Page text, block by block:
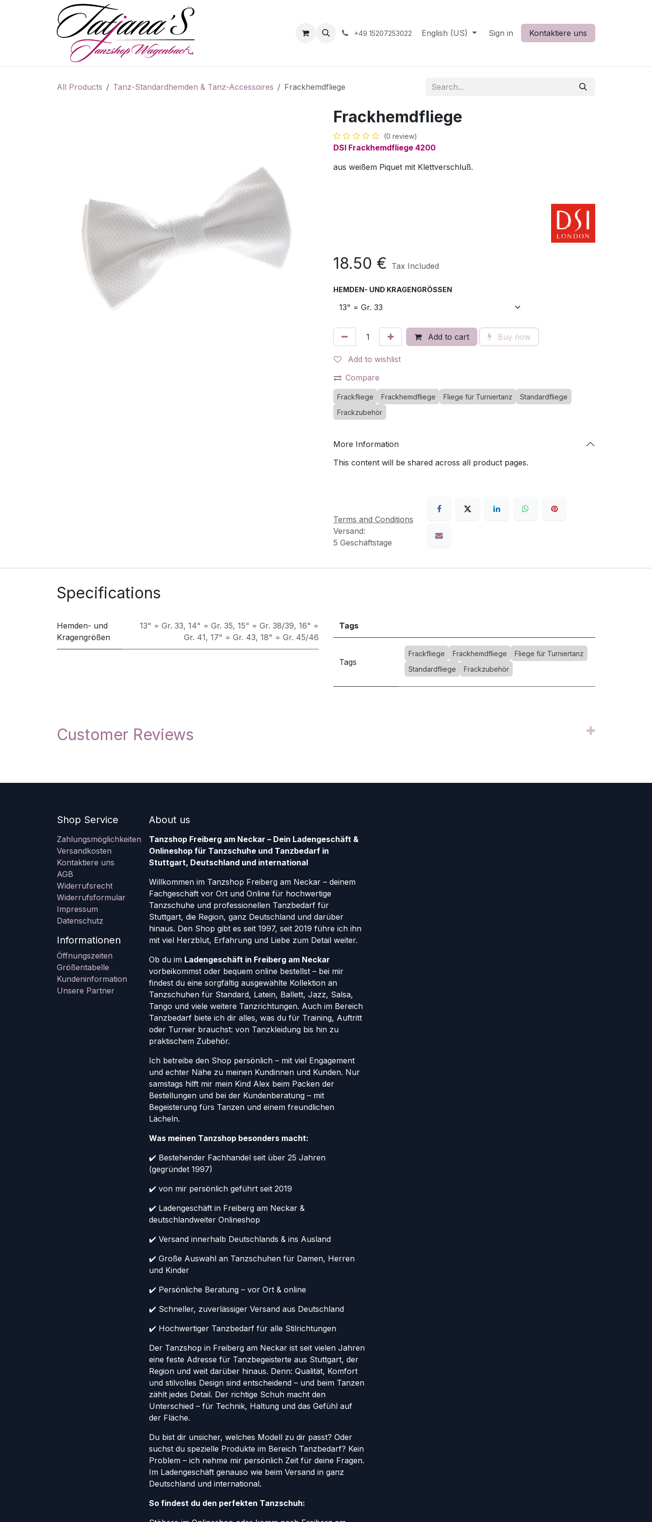
Appointment +49 15207253022 English (US) Sign in Kontaktiere uns
All Products Tanz-Standardhemden & Tanz-Accessoires Frackhemdfliege
Frackhemdfliege
(0 review)
DSI Frackhemdfliege 4200
aus weißem Piquet mit Klettverschluß.
18.50 € Tax Included
HEMDEN- UND KRAGENGRÖSSEN
Add to cart Buy now
Add to wishlist
Compare
Frackfliege Frackhemdfliege Fliege für Turniertanz
Standardfliege
Frackzubehör
More Information
This content will be shared across all product pages.
Terms and Conditions
Versand:
5 Geschäftstage
Specifications
Hemden- und
Kragengrößen
13" = Gr. 33, 14" = Gr. 35, 15" = Gr. 38/39, 16" =
Gr. 41, 17" = Gr. 43, 18" = Gr. 45/46
Tags
Tags
Frackfliege Frackhemdfliege
Fliege für Turniertanz
Standardfliege
Frackzubehör
Customer Reviews
Shop Service
Zahlungsmöglichkeiten
Versandkosten
Kontaktiere uns
AGB
Widerrufsrecht
Widerrufsformular
Impressum
Datenschutz
Informationen
Öffnungszeiten
Größentabelle
Kundeninformation
Unsere Partner
About us
Tanzshop Freiberg am Neckar – Dein Ladengeschäft &
Onlineshop für Tanzschuhe und Tanzbedarf in
Stuttgart, Deutschland und international
Willkommen im Tanzshop Freiberg am Neckar – deinem
Fachgeschäft vor Ort und Online für hochwertige
Tanzschuhe und professionellen Tanzbedarf für
Stuttgart, die Region, ganz Deutschland und darüber
hinaus. Den Shop gibt es seit 1997, seit 2019 führe ich ihn
mit viel Herzblut, Erfahrung und Liebe zum Detail weiter.
Ob du im Ladengeschäft in Freiberg am Neckar
vorbeikommst oder bequem online bestellst – bei mir
findest du eine sorgfältig ausgewählte Kollektion an
Tanzschuhen für Standard, Latein, Ballett, Jazz, Salsa,
Tango und viele weitere Tanzrichtungen. Auch im Bereich
Tanzbedarf biete ich dir alles, was du für Training, Auftritt
oder Turnier brauchst: von Tanzkleidung bis hin zu
praktischem Zubehör.
Ich betreibe den Shop persönlich – mit viel Engagement
und echter Nähe zu meinen Kundinnen und Kunden. Nur
samstags hilft mir mein Kind Alex beim Packen der
Bestellungen und bei der Kundenberatung – mit
Begeisterung fürs Tanzen und einem freundlichen
Lächeln.
Was meinen Tanzshop besonders macht:
✔️ Bestehender Fachhandel seit über 25 Jahren
(gegründet 1997)
✔️ von mir persönlich geführt seit 2019
✔️ Ladengeschäft in Freiberg am Neckar &
deutschlandweiter Onlineshop
✔️ Versand innerhalb Deutschlands & ins Ausland
✔️ Große Auswahl an Tanzschuhen für Damen, Herren
und Kinder
✔️ Persönliche Beratung – vor Ort & online
✔️ Schneller, zuverlässiger Versand aus Deutschland
✔️ Hochwertiger Tanzbedarf für alle Stilrichtungen
Der Tanzshop in Freiberg am Neckar ist seit vielen Jahren
eine feste Adresse für Tanzbegeisterte aus Stuttgart, der
Region und weit darüber hinaus. Denn: Qualität, Komfort
und stilvolles Design sind entscheidend – und beim Tanzen
zählt jedes Detail. Der richtige Schuh macht den
Unterschied – für Technik, Haltung und das Gefühl auf
der Fläche.
Du bist dir unsicher, welches Modell zu dir passt? Oder
suchst du spezielle Produkte im Bereich Tanzbedarf? Kein
Problem – ich nehme mir persönlich Zeit für deine Fragen.
Im Ladengeschäft genauso wie beim Versand in ganz
Deutschland und international.
So findest du den perfekten Tanzschuh: